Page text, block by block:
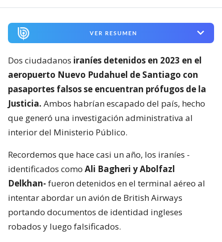
VER RESUMEN
Dos ciudadanos iraníes detenidos en 2023 en el
aeropuerto Nuevo Pudahuel de Santiago con
pasaportes falsos se encuentran prófugos de la
Justicia. Ambos habrían escapado del país, hecho
que generó una investigación administrativa al
interior del Ministerio Público.
Recordemos que hace casi un año, los iraníes -
identificados como Ali Bagheri y Abolfazl
Delkhan- fueron detenidos en el terminal aéreo al
intentar abordar un avión de British Airways
portando documentos de identidad ingleses
robados y luego falsificados.